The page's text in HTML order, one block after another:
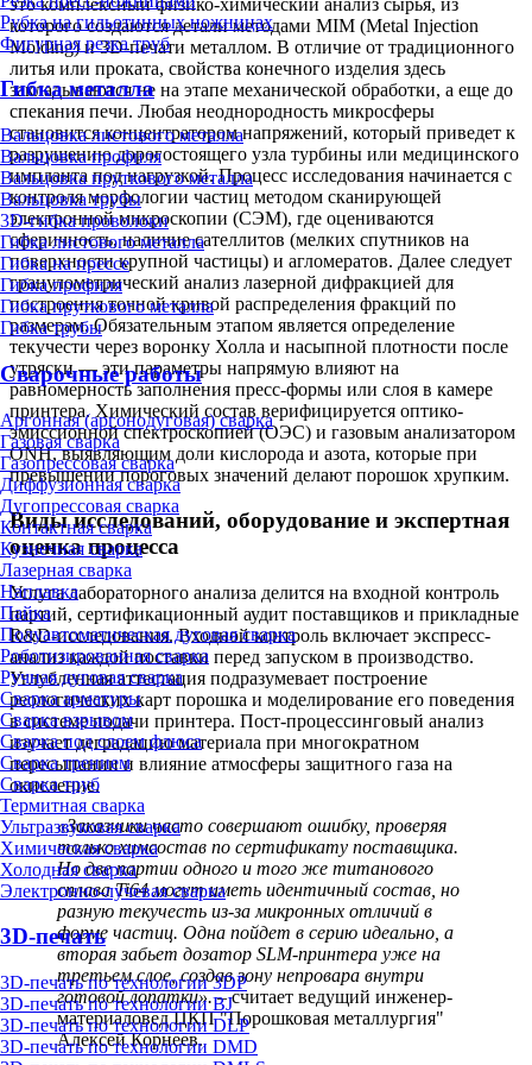
Рубка на гильотинных ножницах
Фигурная резка труб
Гибка металла
Вальцовка листового металла
Вальцовка профиля
Вальцовка пруткового металла
Вальцовка трубы
3D-гибка проволоки
Гибка листового металла
Гибка на прессе
Гибка профиля
Гибка пруткового металла
Гибка трубы
Сварочные работы
Аргонная (аргонодуговая) сварка
Газовая сварка
Газопрессовая сварка
Диффузионная сварка
Дугопрессовая сварка
Контактная сварка
Кузнечная сварка
Лазерная сварка
Наплавка
Пайка
Полуавтоматическая дуговая сварка
Роботизированная сварка
Ручная дуговая сварка
Сварка арматуры
Сварка взрывом
Сварка под слоем флюса
Сварка трением
Сварка труб
Термитная сварка
Ультразвуковая сварка
Химическая сварка
Холодная сварка
Электронно-лучевая сварка
3D-печать
3D-печать по технологии 3DP
3D-печать по технологии BJ
3D-печать по технологии DLP
3D-печать по технологии DMD
которого создаются детали методами MIM (Metal Injection
Molding) и 3D-печати металлом. В отличие от традиционного
литья или проката, свойства конечного изделия здесь
закладываются не на этапе механической обработки, а еще до
спекания печи. Любая неоднородность микросферы
становится концентратором напряжений, который приведет к
разрушению дорогостоящего узла турбины или медицинского
импланта под нагрузкой. Процесс исследования начинается с
контроля морфологии частиц методом сканирующей
электронной микроскопии (СЭМ), где оцениваются
сферичность, наличие сателлитов (мелких спутников на
поверхности крупной частицы) и агломератов. Далее следует
гранулометрический анализ лазерной дифракцией для
построения точной кривой распределения фракций по
размерам. Обязательным этапом является определение
текучести через воронку Холла и насыпной плотности после
утряски — эти параметры напрямую влияют на
равномерность заполнения пресс-формы или слоя в камере
принтера. Химический состав верифицируется оптико-
эмиссионной спектроскопией (ОЭС) и газовым анализатором
ONH, выявляющим доли кислорода и азота, которые при
превышении пороговых значений делают порошок хрупким.
Виды исследований, оборудование и экспертная
оценка процесса
Услуга лабораторного анализа делится на входной контроль
партий, сертификационный аудит поставщиков и прикладные
R&D-исследования. Входной контроль включает экспресс-
анализ каждой поставки перед запуском в производство.
Углубленная аттестация подразумевает построение
реологических карт порошка и моделирование его поведения
в системе подачи принтера. Пост-процессинговый анализ
изучает деградацию материала при многократном
пересыпании и влияние атмосферы защитного газа на
окисление.
«Заказчики часто совершают ошибку, проверяя
только химсостав по сертификату поставщика.
Но две партии одного и того же титанового
сплава Ti64 могут иметь идентичный состав, но
разную текучесть из-за микронных отличий в
форме частиц. Одна пойдет в серию идеально, а
вторая забьет дозатор SLM-принтера уже на
третьем слое, создав зону непровара внутри
готовой лопатки».– считает ведущий инженер-
материаловед ЦКП "Порошковая металлургия"
Алексей Корнеев.